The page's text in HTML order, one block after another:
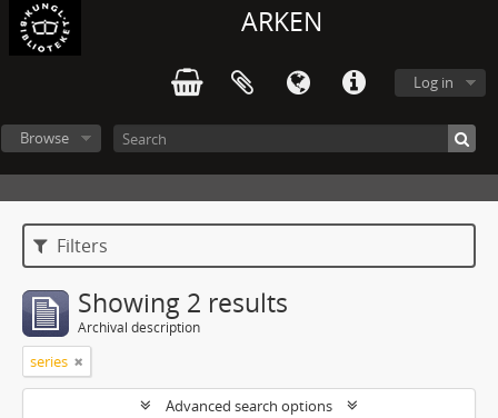
ARKEN
Log in
Browse
Filters
Showing 2 results
Archival description
series
Advanced search options